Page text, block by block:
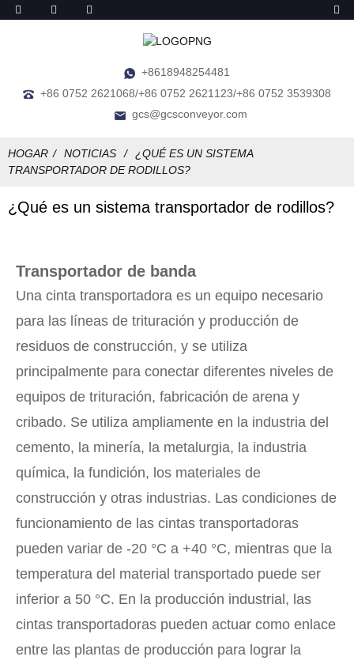
+8618948254481
+86 0752 2621068/+86 0752 2621123/+86 0752 3539308
gcs@gcsconveyor.com
HOGAR NOTICIAS
¿QUÉ ES UN SISTEMA
TRANSPORTADOR DE RODILLOS?
¿Qué es un sistema transportador de rodillos?
Transportador de banda
Una cinta transportadora es un equipo necesario
para las líneas de trituración y producción de
residuos de construcción, y se utiliza
principalmente para conectar diferentes niveles de
equipos de trituración, fabricación de arena y
cribado. Se utiliza ampliamente en la industria del
cemento, la minería, la metalurgia, la industria
química, la fundición, los materiales de
construcción y otras industrias. Las condiciones de
funcionamiento de las cintas transportadoras
pueden variar de -20 °C a +40 °C, mientras que la
temperatura del material transportado puede ser
inferior a 50 °C. En la producción industrial, las
cintas transportadoras pueden actuar como enlace
entre las plantas de producción para lograr la